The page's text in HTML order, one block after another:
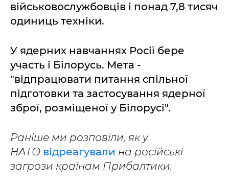
військовослужбовців і понад 7,8 тисяч
одиниць техніки.
У ядерних навчаннях Росії бере
участь і Білорусь. Мета -
"відпрацювати питання спільної
підготовки та застосування ядерної
зброї, розміщеної у Білорусі".
Раніше ми розповіли, як у
НАТО відреагували на російські
загрози країнам Прибалтики.